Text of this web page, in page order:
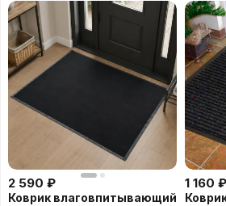
2 590 ₽
Коврик влаговпитывающий
1 160 ₽